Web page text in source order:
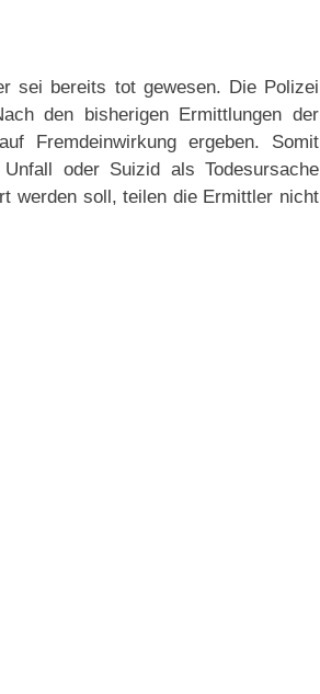
sei bereits tot gewesen. Die Polizei
den bisherigen Ermittlungen der
Fremdeinwirkung ergeben. Somit
oder Suizid als Todesursache
werden soll, teilen die Ermittler nicht